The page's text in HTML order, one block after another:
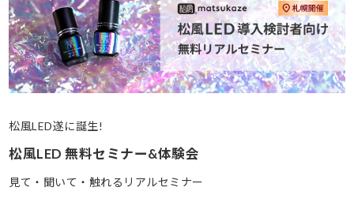
松風LED遂に誕生!
松風LED 無料セミナー&体験会
見て・聞いて・触れるリアルセミナー